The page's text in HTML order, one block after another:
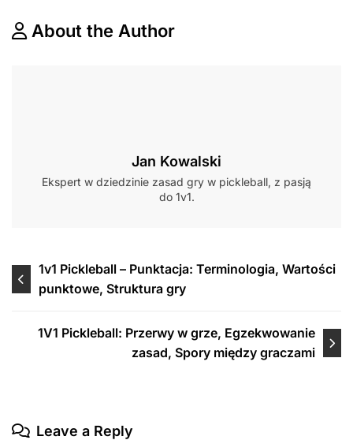
About the Author
Jan Kowalski
Ekspert w dziedzinie zasad gry w pickleball, z pasją
do 1v1.
Post
navigation
1v1 Pickleball – Punktacja: Terminologia, Wartości
punktowe, Struktura gry
1V1 Pickleball: Przerwy w grze, Egzekwowanie
zasad, Spory między graczami
Leave a Reply